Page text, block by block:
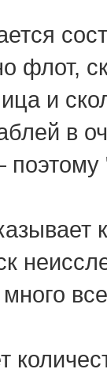
флот,
и
в